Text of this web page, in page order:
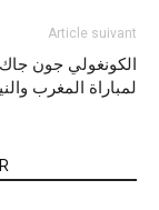
Article suivant
الكونغولي جون جاك
لمباراة المغرب